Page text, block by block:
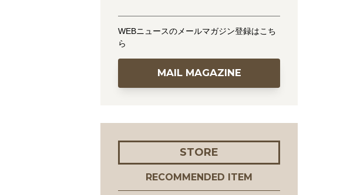
WEBニュースのメールマガジン登録はこち
ら
MAIL MAGAZINE
STORE
RECOMMENDED ITEM